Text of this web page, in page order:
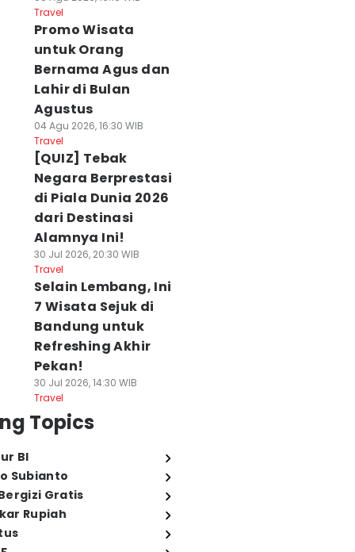
Travel
Promo Wisata
untuk Orang
Bernama Agus dan
Lahir di Bulan
Agustus
04 Agu 2026, 16:30 WIB
Travel
[QUIZ] Tebak
Negara Berprestasi
di Piala Dunia 2026
dari Destinasi
Alamnya Ini!
30 Jul 2026, 20:30 WIB
Travel
Selain Lembang, Ini
7 Wisata Sejuk di
Bandung untuk
Refreshing Akhir
Pekan!
30 Jul 2026, 14:30 WIB
Travel
Topics
BI
Subianto
Gratis
Rupiah